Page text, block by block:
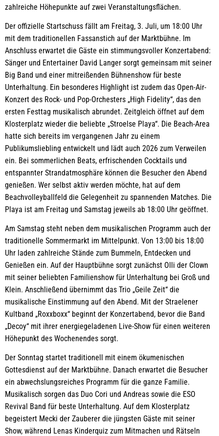
zahlreiche Höhepunkte auf zwei Veranstaltungsflächen.
Der offizielle Startschuss fällt am Freitag, 3. Juli, um 18:00 Uhr
mit dem traditionellen Fassanstich auf der Marktbühne. Im
Anschluss erwartet die Gäste ein stimmungsvoller Konzertabend:
Sänger und Entertainer David Langer sorgt gemeinsam mit seiner
Big Band und einer mitreißenden Bühnenshow für beste
Unterhaltung. Ein besonderes Highlight ist zudem das Open-Air-
Konzert des Rock- und Pop-Orchesters „High Fidelity“, das den
ersten Festtag musikalisch abrundet. Zeitgleich öffnet auf dem
Klosterplatz wieder die beliebte „Stroelse Playa“. Die Beach-Area
hatte sich bereits im vergangenen Jahr zu einem
Publikumsliebling entwickelt und lädt auch 2026 zum Verweilen
ein. Bei sommerlichen Beats, erfrischenden Cocktails und
entspannter Strandatmosphäre können die Besucher den Abend
genießen. Wer selbst aktiv werden möchte, hat auf dem
Beachvolleyballfeld die Gelegenheit zu spannenden Matches. Die
Playa ist am Freitag und Samstag jeweils ab 18:00 Uhr geöffnet.
Am Samstag steht neben dem musikalischen Programm auch der
traditionelle Sommermarkt im Mittelpunkt. Von 13:00 bis 18:00
Uhr laden zahlreiche Stände zum Bummeln, Entdecken und
Genießen ein. Auf der Hauptbühne sorgt zunächst Olli der Clown
mit seiner beliebten Familienshow für Unterhaltung bei Groß und
Klein. Anschließend übernimmt das Trio „Geile Zeit“ die
musikalische Einstimmung auf den Abend. Mit der Straelener
Kultband „Roxxboxx“ beginnt der Konzertabend, bevor die Band
„Decoy“ mit ihrer energiegeladenen Live-Show für einen weiteren
Höhepunkt des Wochenendes sorgt.
Der Sonntag startet traditionell mit einem ökumenischen
Gottesdienst auf der Marktbühne. Danach erwartet die Besucher
ein abwechslungsreiches Programm für die ganze Familie.
Musikalisch sorgen das Duo Cori und Andreas sowie die ESO
Revival Band für beste Unterhaltung. Auf dem Klosterplatz
begeistert Mecki der Zauberer die jüngsten Gäste mit seiner
Show, während Lenas Kinderquiz zum Mitmachen und Rätseln